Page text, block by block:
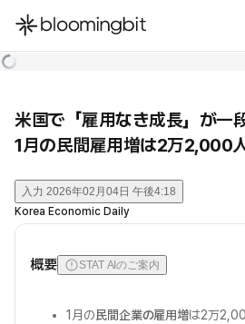
한국어
米国で「雇用なき成長」が一
1月の民間雇用増は2万2,000
入力 2026年02月04日 午後4:18
Korea Economic Daily
概要 STAT AIのご案内
1月の 民間企業の雇用増は2万